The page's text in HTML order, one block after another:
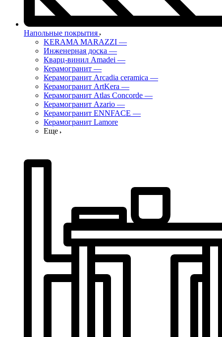
Напольные покрытия
KERAMA MARAZZI —
Инженерная доска —
Кварц-винил Amadei —
Керамогранит —
Керамогранит Arcadia ceramica —
Керамогранит ArtKera —
Керамогранит Atlas Concorde —
Керамогранит Azario —
Керамогранит ENNFACE —
Керамогранит Lamore
Еще